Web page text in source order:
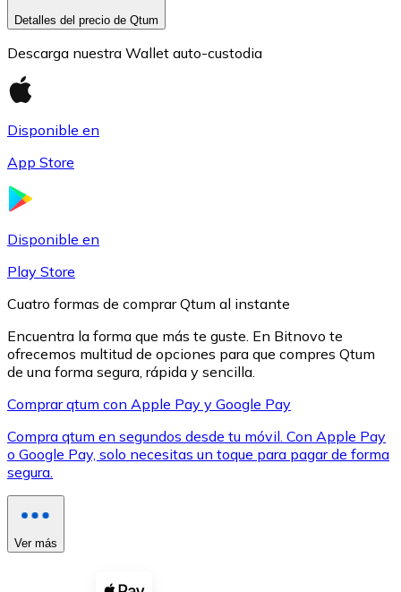
XRP
XRP
Ver todo
Detalles del precio de Qtum
Descarga nuestra Wallet auto-custodia
Disponible en
App Store
Disponible en
Play Store
Cuatro formas de comprar Qtum al instante
Encuentra la forma que más te guste. En Bitnovo te
ofrecemos multitud de opciones para que compres Qtum
de una forma segura, rápida y sencilla.
Comprar qtum con Apple Pay y Google Pay
Compra qtum en segundos desde tu móvil. Con Apple Pay
o Google Pay, solo necesitas un toque para pagar de forma
segura.
Ver más